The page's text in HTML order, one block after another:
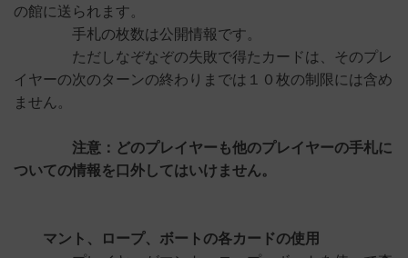
の館に送られます。
手札の枚数は公開情報です。
ただしなぞなぞの失敗で得たカードは、そのプレ
イヤーの次のターンの終わりまでは１０枚の制限には含め
ません。
注意：どのプレイヤーも他のプレイヤーの手札に
ついての情報を口外してはいけません。
マント、ロープ、ボートの各カードの使用